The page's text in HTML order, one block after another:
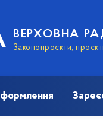
ВЕРХОВНА
Законопроєкти,